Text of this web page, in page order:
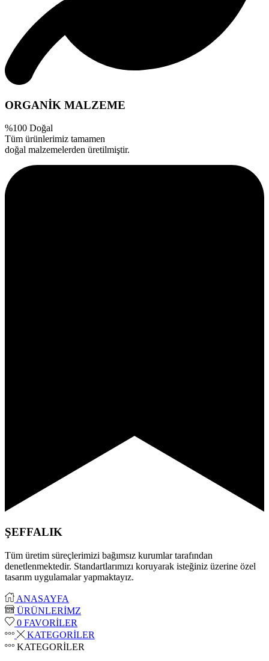
ORGANİK MALZEME
%100 Doğal
Tüm ürünlerimiz tamamen
doğal malzemelerden üretilmiştir.
ŞEFFALIK
Tüm üretim süreçlerimizi bağımsız kurumlar tarafından
denetlenmektedir. Standartlarımızı koruyarak isteğiniz üzerine özel
tasarım uygulamalar yapmaktayız.
ANASAYFA
ÜRÜNLERİMZ
0 FAVORİLER
KATEGORİLER
KATEGORİLER